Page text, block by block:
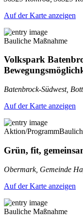
Auf der Karte anzeigen
Bauliche Maßnahme
Volkspark
Batenbrock-Südwest,
Auf der Karte anzeigen
Aktion/Programm
Grün, fit,
Obermark, Gemeinde
Auf der Karte anzeigen
Bauliche Maßnahme